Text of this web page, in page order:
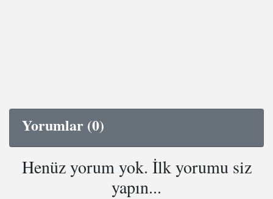
Yorumlar (0)
Henüz yorum yok. İlk yorumu siz
yapın...